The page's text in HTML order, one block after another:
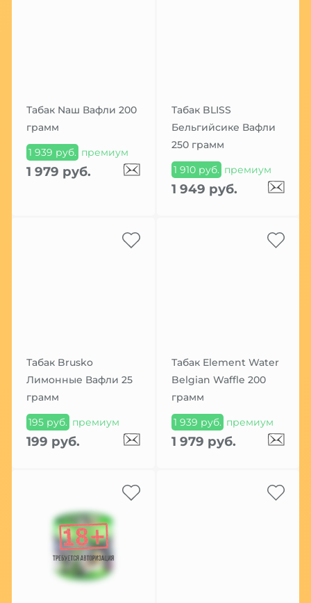
Табак Nаш Вафли 200
грамм
1 939 руб. премиум
1 979 руб.
Табак BLISS
Бельгийсике Вафли
250 грамм
1 910 руб. премиум
1 949 руб.
Табак Brusko
Лимонные Вафли 25
грамм
195 руб. премиум
199 руб.
Табак Element Water
Belgian Waffle 200
грамм
1 939 руб. премиум
1 979 руб.